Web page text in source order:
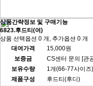
상품간략정보 및 구매기능
6823.후드티(여)
상품 선택옵션 0 개, 추가옵션 0 개
대여가격
15,000원
보증금
CS센터 문의 [관
보유수량
1개(66-77사이즈)
제품구성
후드티(후디)